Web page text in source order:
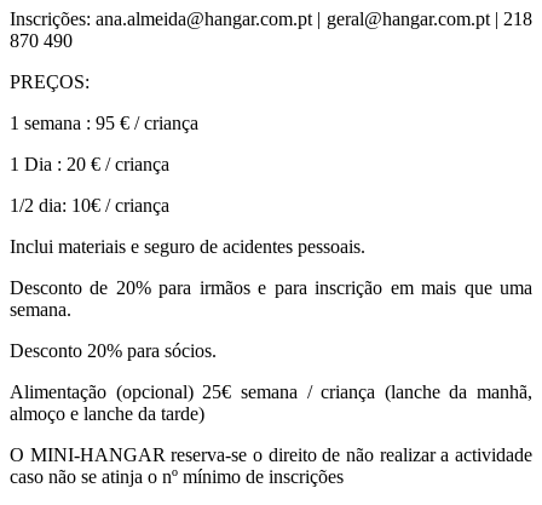
Inscrições: ana.almeida@hangar.com.pt | geral@hangar.com.pt | 218
870 490
PREÇOS:
1 semana : 95 € / criança
1 Dia : 20 € / criança
1/2 dia: 10€ / criança
Inclui materiais e seguro de acidentes pessoais.
Desconto de 20% para irmãos e para inscrição em mais que uma
semana.
Desconto 20% para sócios.
Alimentação (opcional) 25€ semana / criança (lanche da manhã,
almoço e lanche da tarde)
O MINI-HANGAR reserva-se o direito de não realizar a actividade
caso não se atinja o nº mínimo de inscrições